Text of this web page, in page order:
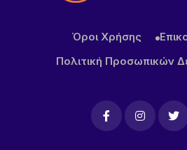
Όροι Χρήσης
Πολιτική Προσωπικών